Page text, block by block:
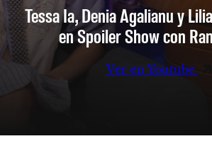
Tessa Ia, Denia Agalianu y
en Spoiler Show con
Ver en Youtube